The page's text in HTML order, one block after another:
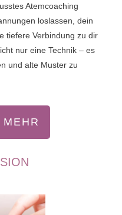
Atemcoaching
loslassen, dein
tiefere Verbindung zu dir
nur eine Technik – es
und alte Muster zu